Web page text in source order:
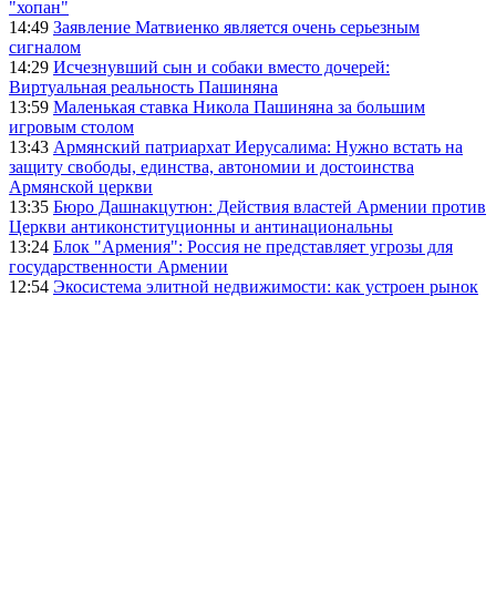
"хопан"
14:49 Заявление Матвиенко является очень серьезным
сигналом
14:29 Исчезнувший сын и собаки вместо дочерей:
Виртуальная реальность Пашиняна
13:59 Маленькая ставка Никола Пашиняна за большим
игровым столом
13:43 Армянский патриархат Иерусалима: Нужно встать на
защиту свободы, единства, автономии и достоинства
Армянской церкви
13:35 Бюро Дашнакцутюн: Действия властей Армении против
Церкви антиконституционны и антинациональны
13:24 Блок "Армения": Россия не представляет угрозы для
государственности Армении
12:54 Экосистема элитной недвижимости: как устроен рынок